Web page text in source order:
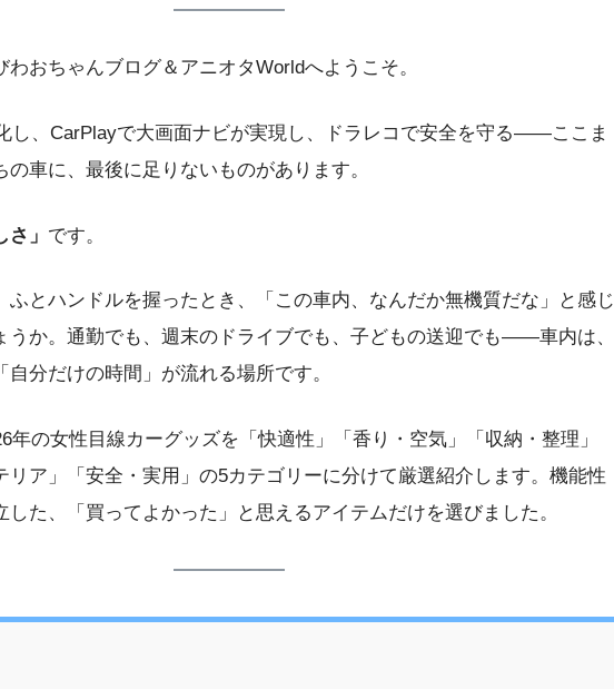
わおちゃんブログ＆アニオタWorldへようこそ。
し、CarPlayで大画面ナビが実現し、ドラレコで安全を守る――ここま
の車に、最後に足りないものがあります。
さ」 です。
ふとハンドルを握ったとき、「この車内、なんだか無機質だな」と感じ
うか。通勤でも、週末のドライブでも、子どもの送迎でも――車内は、
分だけの時間」が流れる場所です。
年の女性目線カーグッズを「快適性」「香り・空気」「収納・整理」
リア」「安全・実用」の5カテゴリーに分けて厳選紹介します。機能性
した、「買ってよかった」と思えるアイテムだけを選びました。